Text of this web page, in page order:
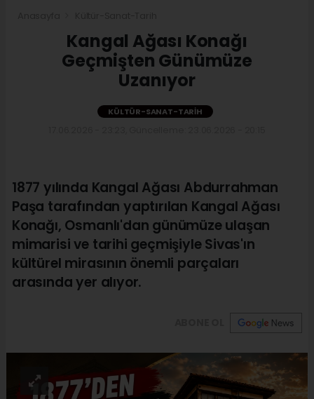
Kangal Ağası Konağı
Geçmişten Günümüze
Uzanıyor
KÜLTÜR-SANAT-TARIH
1877 yılında Kangal Ağası Abdurrahman
Paşa tarafından yaptırılan Kangal Ağası
Konağı, Osmanlı'dan günümüze ulaşan
mimarisi ve tarihi geçmişiyle Sivas'ın
kültürel mirasının önemli parçaları
arasında yer alıyor.